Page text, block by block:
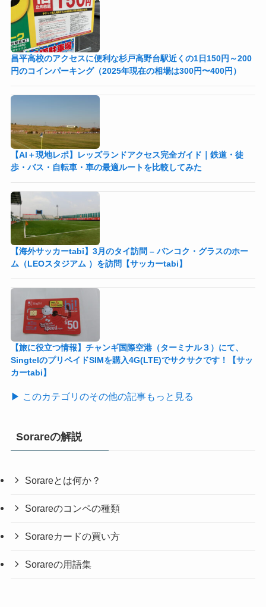
昌平高校のアクセスに便利な杉戸高野台駅近くの1日150円～200
円のコインパーキング（2025年現在の相場は300円〜400円）
【AI＋現地レポ】レッズランドアクセス完全ガイド｜鉄道・徒
歩・バス・自転車・車の最適ルートを比較してみた
【海外サッカーtabi】3月のタイ訪問 – バンコク・グラスのホー
ム（LEOスタジアム ）を訪問【サッカーtabi】
【旅に役立つ情報】チャンギ国際空港（ターミナル３）にて、
SingtelのプリペイドSIMを購入4G(LTE)でサクサクです！【サッ
カーtabi】
▶ このカテゴリのその他の記事もっと見る
Sorareの解説
Sorareとは何か？
Sorareのコンペの種類
Sorareカードの買い方
Sorareの用語集